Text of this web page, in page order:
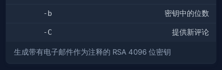
-b 密钥中的位数
-C 提供新评论
生成带有电子邮件作为注释的 RSA 4096 位密钥